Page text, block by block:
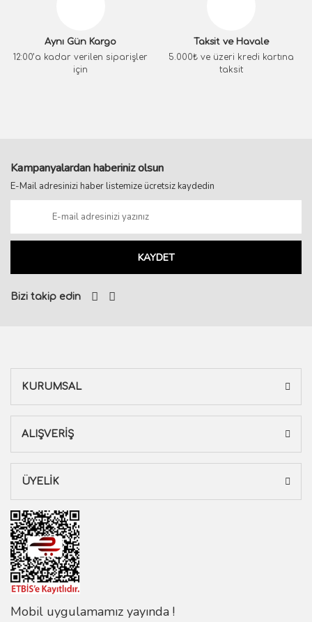
Aynı Gün Kargo
12:00’a kadar verilen siparişler
için
Taksit ve Havale
5.000₺ ve üzeri kredi kartına
taksit
Kampanyalardan haberiniz olsun
E-Mail adresinizi haber listemize ücretsiz kaydedin
KAYDET
Bizi takip edin
KURUMSAL
ALIŞVERİŞ
ÜYELİK
Mobil uygulamamız yayında !